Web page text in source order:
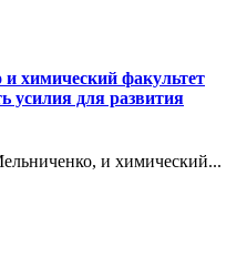
химический факультет
усилия для развития
и химический...